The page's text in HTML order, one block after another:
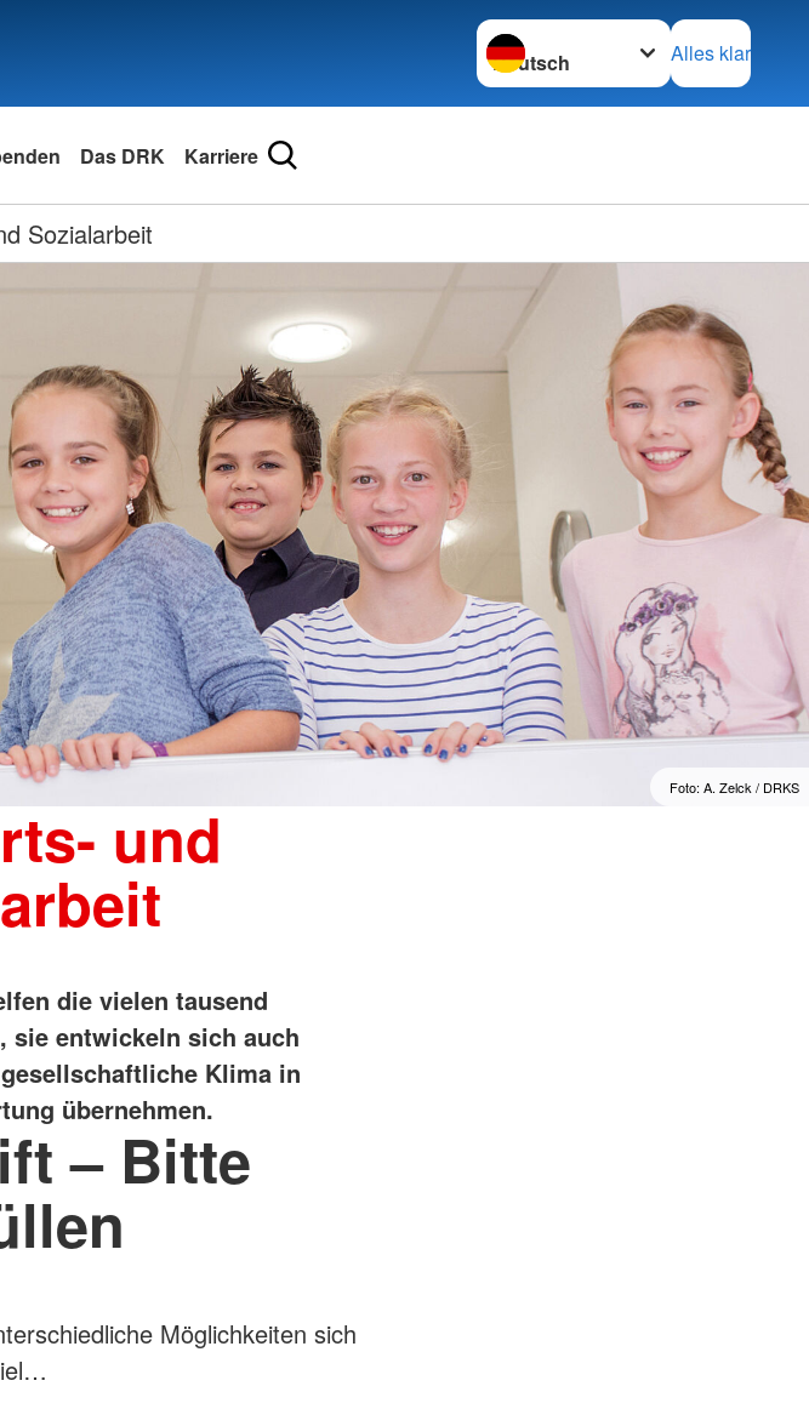
Sprache wechseln zu
Alles klar
Das DRK Karriere
Sozialarbeit
Foto: A. Zelck / DRKS
und
die vielen tausend
sie entwickeln sich auch
Klima in
übernehmen.
– Bitte
Möglichkeiten sich